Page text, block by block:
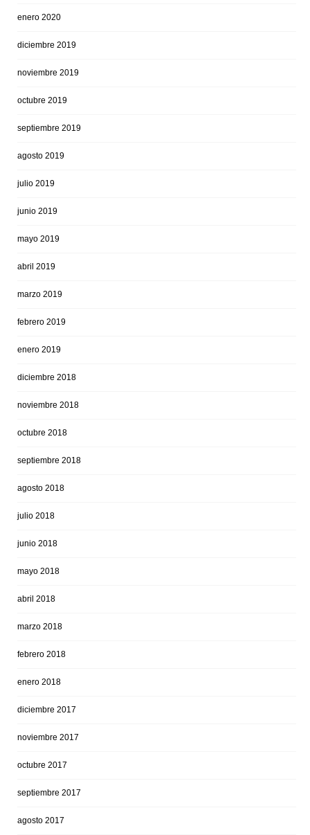
enero 2020
diciembre 2019
noviembre 2019
octubre 2019
septiembre 2019
agosto 2019
julio 2019
junio 2019
mayo 2019
abril 2019
marzo 2019
febrero 2019
enero 2019
diciembre 2018
noviembre 2018
octubre 2018
septiembre 2018
agosto 2018
julio 2018
junio 2018
mayo 2018
abril 2018
marzo 2018
febrero 2018
enero 2018
diciembre 2017
noviembre 2017
octubre 2017
septiembre 2017
agosto 2017